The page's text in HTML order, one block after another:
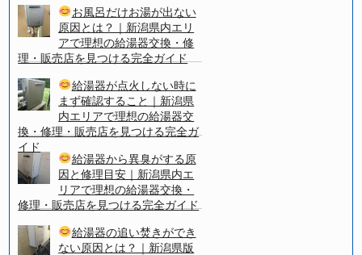
お風呂だけお湯が出ない
原因とは？｜新潟県内エリ
アで理想の給湯器交換・修
理・販売店を見つける完全ガイド
給湯器が点火しない時に
まず確認すること｜新潟県
内エリアで理想の給湯器交
換・修理・販売店を見つける完全ガ
イド
給湯器から異臭がする原
因と修理目安｜新潟県内エ
リアで理想の給湯器交換・
修理・販売店を見つける完全ガイド
給湯器の追い焚きができ
ない原因とは？｜新潟県版